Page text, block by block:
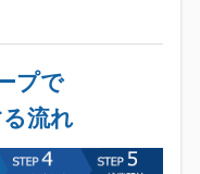
プで
流れ